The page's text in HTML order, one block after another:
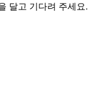
달고 기다려 주세요.